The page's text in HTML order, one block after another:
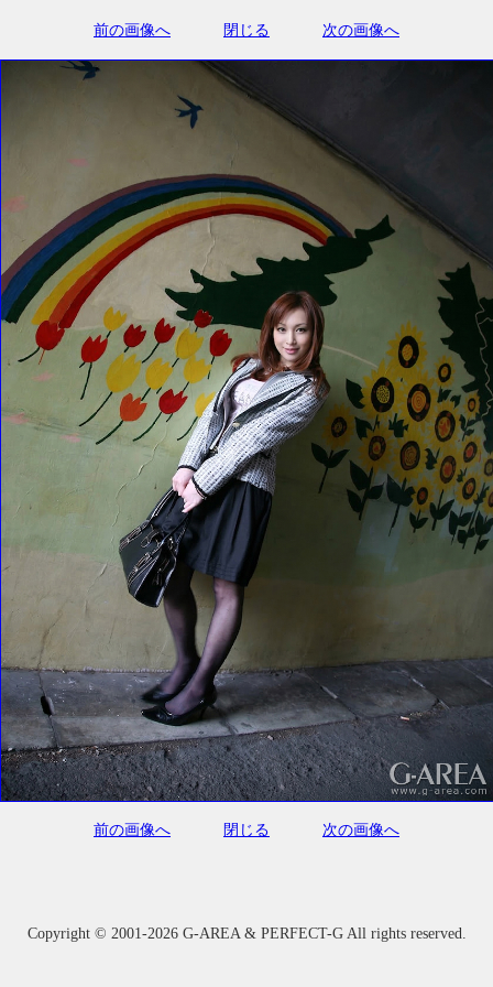
前の画像へ 閉じる 次の画像へ
前の画像へ 閉じる 次の画像へ
Copyright © 2001-2026 G-AREA & PERFECT-G All rights reserved.